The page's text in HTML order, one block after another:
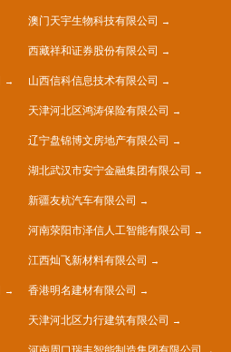
澳门天宇生物科技有限公司
西藏祥和证券股份有限公司
山西信科信息技术有限公司
天津河北区鸿涛保险有限公司
辽宁盘锦博文房地产有限公司
湖北武汉市安宁金融集团有限公司
新疆友杭汽车有限公司
河南荥阳市泽信人工智能有限公司
江西灿飞新材料有限公司
香港明名建材有限公司
天津河北区力行建筑有限公司